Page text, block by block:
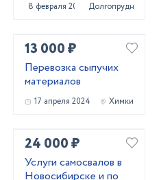
8 февраля 2022 Долгопрудный
13 000 ₽
Перевозка сыпучих
материалов
17 апреля 2024 Химки
24 000 ₽
Услуги самосвалов в
Новосибирске и по